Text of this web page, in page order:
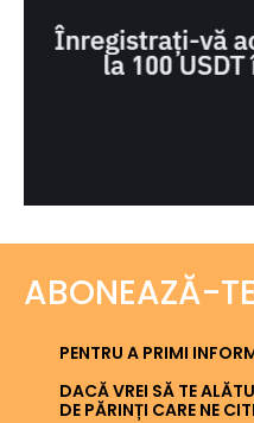
ABONEAZĂ-
PENTRU A PRIMI
DACĂ VREI SĂ TE
DE PĂRINȚI CARE NE